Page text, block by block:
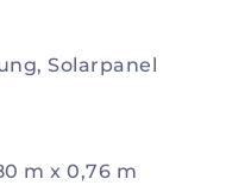
Solarpanel
m x 0,76 m